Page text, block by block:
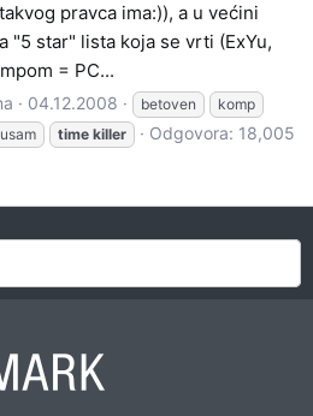
pravca ima:)), a u većini
"5 star" lista koja se vrti (ExYu,
= PC...
04.12.2008 betoven
komp
time killer
Odgovora: 18,005